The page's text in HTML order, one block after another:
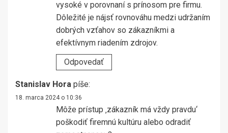
vysoké v porovnaní s prínosom pre firmu.
Dôležité je nájsť rovnováhu medzi udržaním
dobrých vzťahov so zákazníkmi a
efektívnym riadením zdrojov.
Odpovedať
Stanislav Hora píše:
18. marca 2024 o 10:36
Môže prístup ‚zákazník má vždy pravdu‘
poškodiť firemnú kultúru alebo odradiť